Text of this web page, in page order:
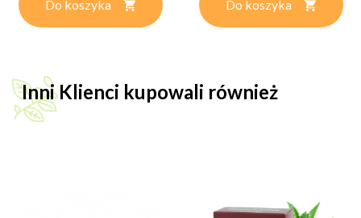
Do koszyka Do koszyka
Inni Klienci kupowali również